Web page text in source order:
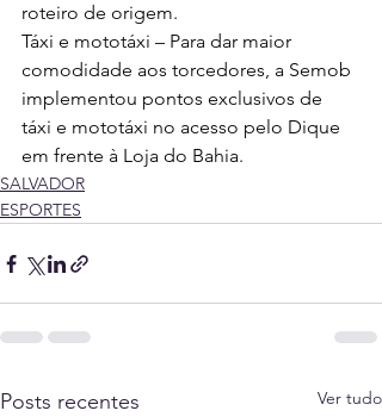
roteiro de origem.
Táxi e mototáxi – Para dar maior
comodidade aos torcedores, a Semob
implementou pontos exclusivos de
táxi e mototáxi no acesso pelo Dique
em frente à Loja do Bahia.
SALVADOR
ESPORTES
Posts recentes Ver tudo